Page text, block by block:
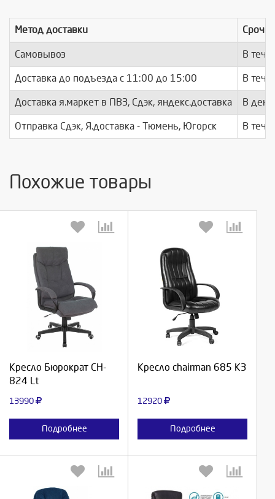
Метод доставки
Самовывоз В
Доставка до подъезда c 11:00 до 15:00 В
Доставка я.маркет в ПВЗ, Сдэк, яндекс.доставка В день
Отправка Сдэк, Я.доставка - Тюмень, Югорск В
Похожие товары
Кресло Бюрократ CH-
824 Lt
13990
Подробнее
Выберите количество:
Кресло chairman 685 КЗ
12920
Подробнее
Выберите количество: